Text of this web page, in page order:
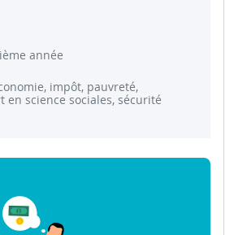
année
impôt, pauvreté,
en science sociales, sécurité